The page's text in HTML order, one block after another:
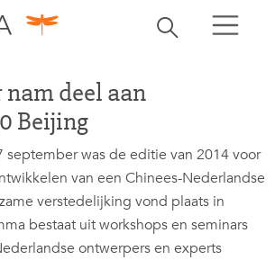
Zoekbalk
zoeken
deel aan
Beijing
september was de editie van 2014 voor
van een Chinees-Nederlandse
verstedelijking vond plaats in
bestaat uit workshops en seminars
ontwerpers en experts